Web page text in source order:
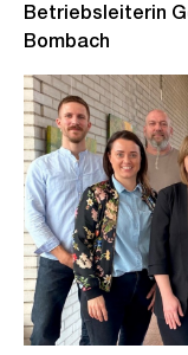
Betriebsleiterin
Bombach